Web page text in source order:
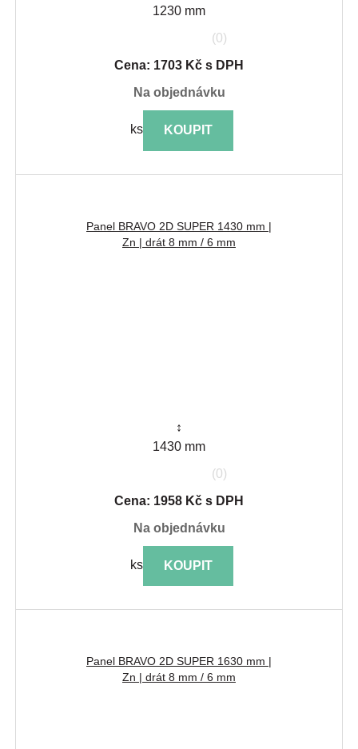
1230 mm
(0)
Cena: 1703 Kč s DPH
na objednávku
ks KOUPIT
Panel BRAVO 2D SUPER 1430 mm |
Zn | drát 8 mm / 6 mm
↕
1430 mm
(0)
Cena: 1958 Kč s DPH
na objednávku
ks KOUPIT
Panel BRAVO 2D SUPER 1630 mm |
Zn | drát 8 mm / 6 mm